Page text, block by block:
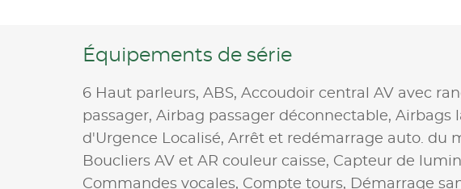
Équipements de série
6 Haut parleurs, ABS, Accoudoir central AV avec
passager, Airbag passager déconnectable, Airbags
d'Urgence Localisé, Arrêt et redémarrage auto. du
Boucliers AV et AR couleur caisse, Capteur de
Commandes vocales, Compte tours, Démarrage